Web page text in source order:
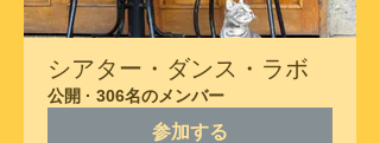
シアター・ダンス・ラボ
公開 · 306名のメンバー
参加する